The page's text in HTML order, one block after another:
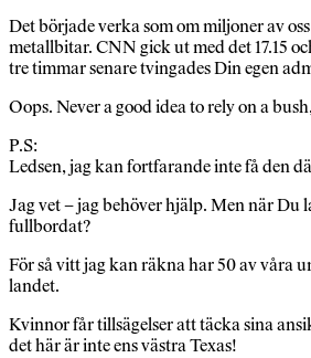
Det började verka som om miljoner av
metallbitar. CNN gick ut med det 17.15
tre timmar senare tvingades Din egen
Oops. Never a good idea to rely on a
P.S:
Ledsen, jag kan fortfarande inte få den
Jag vet – jag behöver hjälp. Men när Du
fullbordat?
För så vitt jag kan räkna har 50 av våra
landet.
Kvinnor får tillsägelser att täcka sina
det här är inte ens västra Texas!